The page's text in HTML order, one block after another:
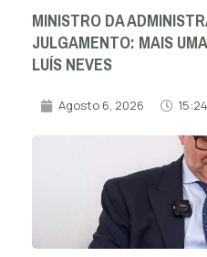
MINISTRO DA
JULGAMENTO: MAIS
LUÍS NEVES
Agosto 6, 2026 15:24